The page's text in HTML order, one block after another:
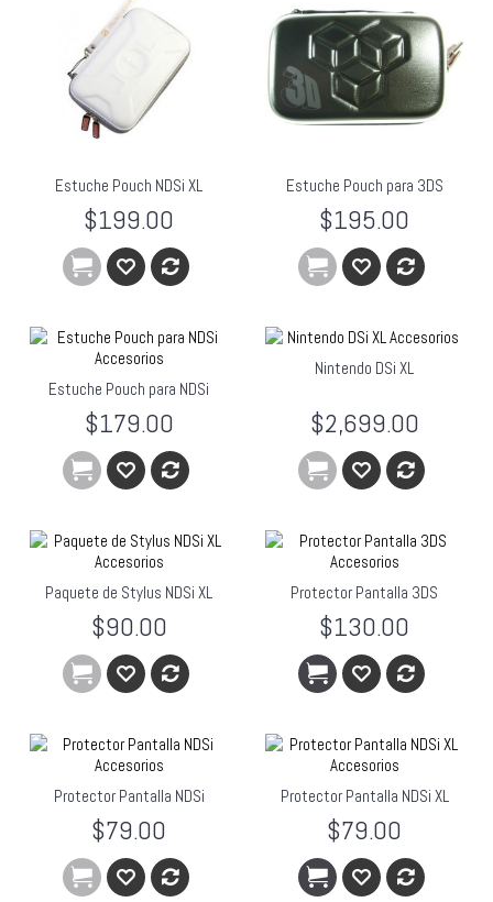
Estuche Pouch NDSi XL
$199.00
Estuche Pouch para 3DS
$195.00
Estuche Pouch para NDSi
$179.00
Nintendo DSi XL
$2,699.00
Paquete de Stylus NDSi XL
$90.00
Protector Pantalla 3DS
$130.00
Protector Pantalla NDSi
$79.00
Protector Pantalla NDSi XL
$79.00